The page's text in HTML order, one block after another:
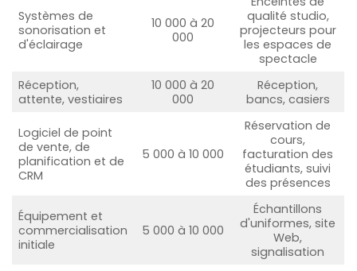
Systèmes de
sonorisation et
d'éclairage
10 000 à 20
000
qualité studio,
projecteurs pour
les espaces de
spectacle
Réception,
attente, vestiaires
10 000 à 20
000
Réception,
bancs, casiers
Logiciel de point
de vente, de
planification et de
CRM
5 000 à 10 000
Réservation de
cours,
facturation des
étudiants, suivi
des présences
Équipement et
commercialisation
initiale
5 000 à 10 000
Échantillons
d'uniformes, site
Web,
signalisation